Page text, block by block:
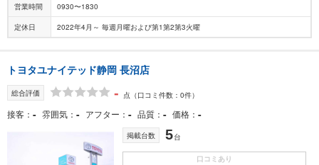
営業時間 0930〜1830
定休日 2022年4月～ 毎週月曜および第1第2第3火曜
トヨタユナイテッド静岡 長沼店
総合評価 - 点 （口コミ件数：0件）
接客 - 雰囲気 - アフター - 品質 - 価格 -
掲載台数 5台
口コミあり